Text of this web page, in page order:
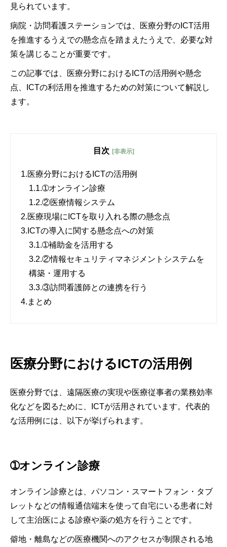
見られています。
病院・訪問看護ステーションでは、医療分野のICT活用
を推進するうえでの懸念点を踏まえたうえで、必要な対
策を講じることが重要です。
この記事では、医療分野におけるICTの活用例や懸念
点、ICTの利活用を推進するための対策について解説し
ます。
目次 [非表示]
1.医療分野におけるICTの活用例
1.1.➀オンライン診療
1.2.②医療情報システム
2.医療現場にICTを取り入れる際の懸念点
3. ICTの導入に関する懸念点への対策
3.1.➀補助金を活用する
3.2.②情報セキュリティマネジメントシステムを
構築・運用する
3.3.③訪問看護師との連携を行う
4. まとめ
医療分野におけるICTの活用例
医療分野では、遠隔医療の実現や医療従事者の業務効率
化などを図るために、ICTが活用されています。代表的
な活用例には、以下が挙げられます。
➀オンライン診療
オンライン診療とは、パソコン・スマートフォン・タブ
レットなどの情報通信端末を使って自宅にいる患者に対
して主治医による診療や薬の処方を行うことです。
僻地・離島などの医療機関へのアクセスが制限される地